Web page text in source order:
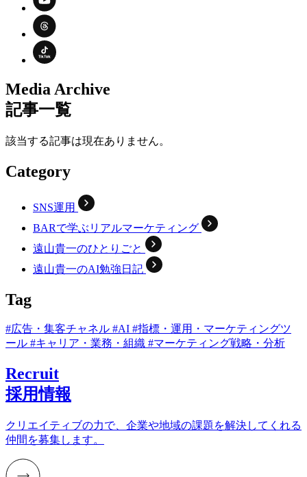
Media Archive
記事一覧
該当する記事は現在ありません。
Category
SNS運用
BARで学ぶリアルマーケティング
遠山貴一のひとりごと
遠山貴一のAI勉強日記
Tag
#広告・集客チャネル #AI #指標・運用・マーケティングツ
ール #キャリア・業務・組織 #マーケティング戦略・分析
Recruit
採用情報
クリエイティブの力で、企業や地域の課題を解決してくれる
仲間を募集します。